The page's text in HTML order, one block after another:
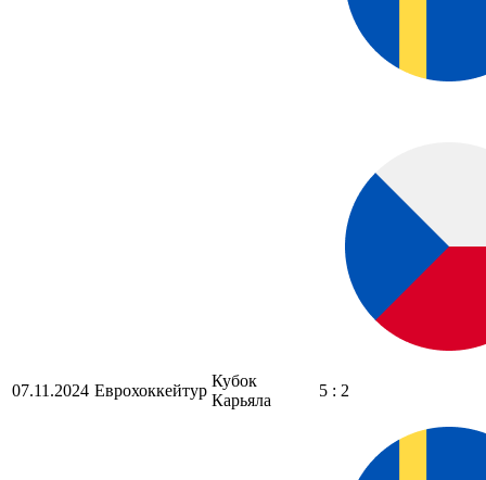
07.11.2024 Еврохоккейтур
Кубок
Карьяла
5 : 2